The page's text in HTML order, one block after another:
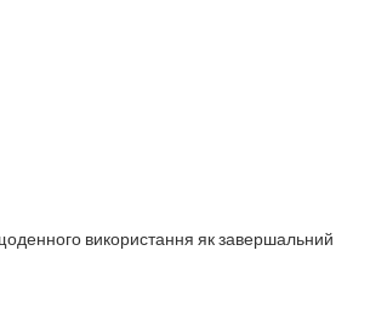
використання як завершальний